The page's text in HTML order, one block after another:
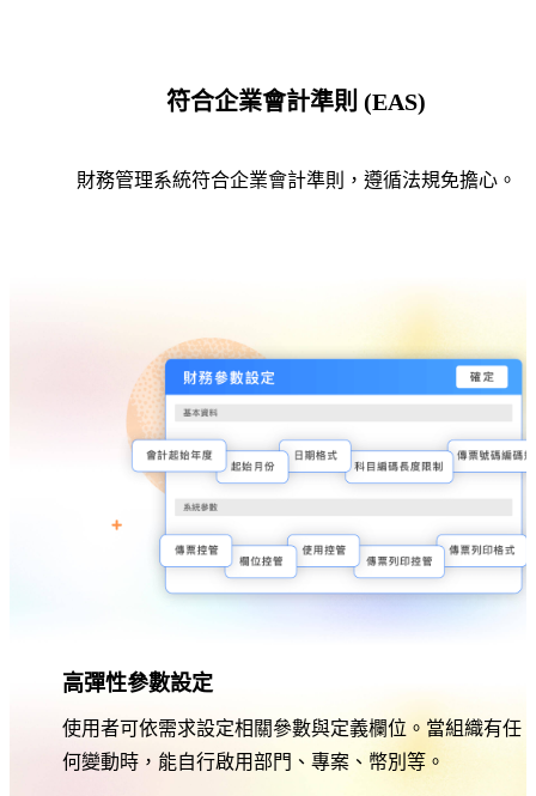
符合企業會計準則 (EAS)
財務管理系統符合企業會計準則，遵循法規免擔心。
高彈性參數設定
使用者可依需求設定相關參數與定義欄位。當組織有任
何變動時，能自行啟用部門、專案、幣別等。